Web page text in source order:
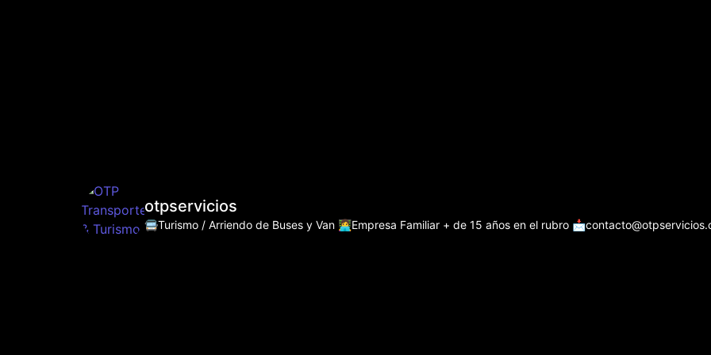
otpservicios
🚍Turismo / Arriendo de Buses y Van 👩‍💻Empresa Familiar + de 15 años en el rubro